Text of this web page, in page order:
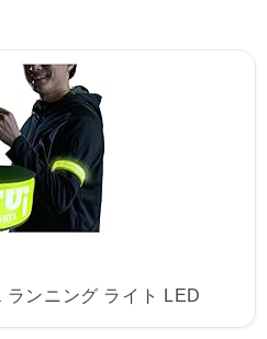
ンニング ライト LED